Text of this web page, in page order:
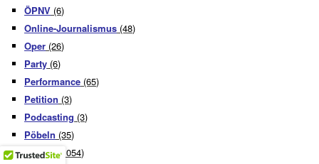
ÖPNV (6)
Online-Journalismus (48)
Oper (26)
Party (6)
Performance (65)
Petition (3)
Podcasting (3)
Pöbeln (35)
Politik(1.054)